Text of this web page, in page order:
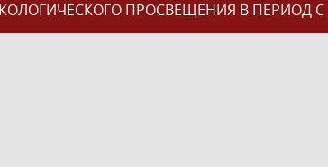
ПРОСВЕЩЕНИЯ В ПЕРИОД С